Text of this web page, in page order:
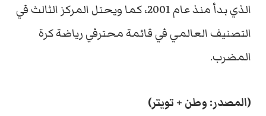
الذي بدأ منذ عام 2001، كما ويحتل المركز الثالث في
التصنيف العالمي في قائمة محترفي رياضة كرة
المضرب.
(المصدر: وطن + تويتر)